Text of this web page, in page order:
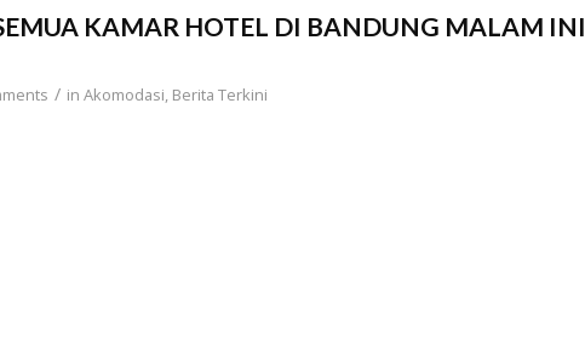
KAMAR HOTEL DI BANDUNG MALAM INI
/ in Akomodasi, Berita Terkini